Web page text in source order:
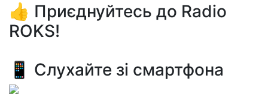
👍 Приєднуйтесь до Radio
ROKS!
📱 Слухайте зі смартфона